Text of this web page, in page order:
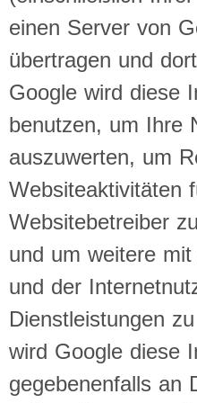
einen Server von
übertragen und
Google wird diese
benutzen, um Ihre
auszuwerten, um
Websiteaktivitäten
Websitebetreiber
und um weitere
und der
Dienstleistungen
wird Google diese
gegebenenfalls an